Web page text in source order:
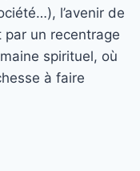
l’avenir de
par un recentrage
spirituel, où
à faire